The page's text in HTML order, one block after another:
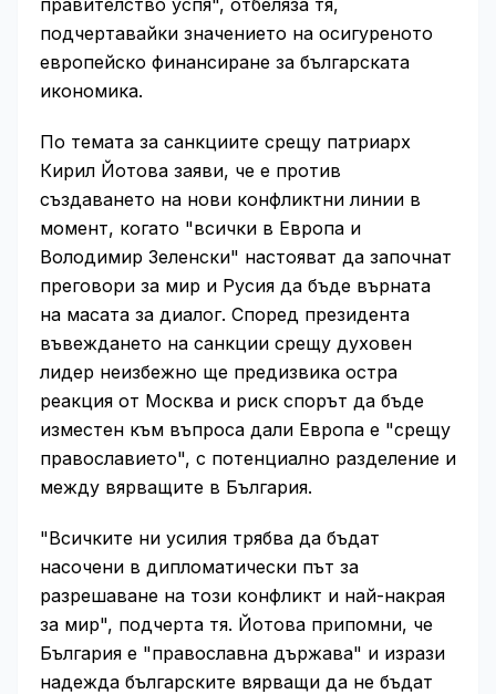
правителство успя", отбеляза тя,
подчертавайки значението на осигуреното
европейско финансиране за българската
икономика.
По темата за санкциите срещу патриарх
Кирил Йотова заяви, че е против
създаването на нови конфликтни линии в
момент, когато "всички в Европа и
Володимир Зеленски" настояват да започнат
преговори за мир и Русия да бъде върната
на масата за диалог. Според президента
въвеждането на санкции срещу духовен
лидер неизбежно ще предизвика остра
реакция от Москва и риск спорът да бъде
изместен към въпроса дали Европа е "срещу
православието", с потенциално разделение и
между вярващите в България.
"Всичките ни усилия трябва да бъдат
насочени в дипломатически път за
разрешаване на този конфликт и най-накрая
за мир", подчерта тя. Йотова припомни, че
България е "православна държава" и изрази
надежда българските вярващи да не бъдат